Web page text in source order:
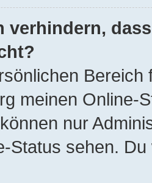
verhindern,
meinen Online-
nur
Status sehen.